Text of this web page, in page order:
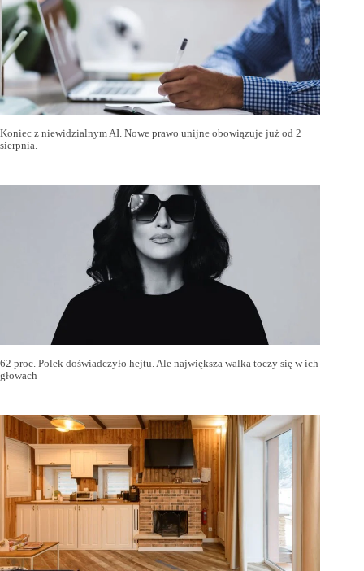
Koniec z niewidzialnym AI. Nowe prawo unijne obowiązuje już od 2
sierpnia.
62 proc. Polek doświadczyło hejtu. Ale największa walka toczy się w ich
głowach